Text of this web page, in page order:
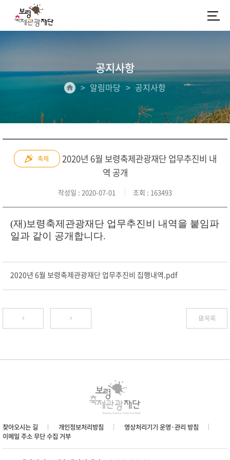
공지사항
알림마당 공지사항
축제
2020년 6월 보령축제관광재단 업무추진비 내
역 공개
작성일 : 2020-07-01 조회 : 163493
(재)보령축제관광재단 업무추진비 내역을 붙임파
일과 같이 공개합니다.
2020년 6월 보령축제관광재단 업무추진비 집행내역.pdf
목록
찾아오시는 길 개인정보처리방침
영상처리기기 운영·관리 방침
이메일 주소 무단 수집 거부